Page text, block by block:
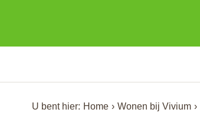
U bent hier: Home Wonen bij Vivium